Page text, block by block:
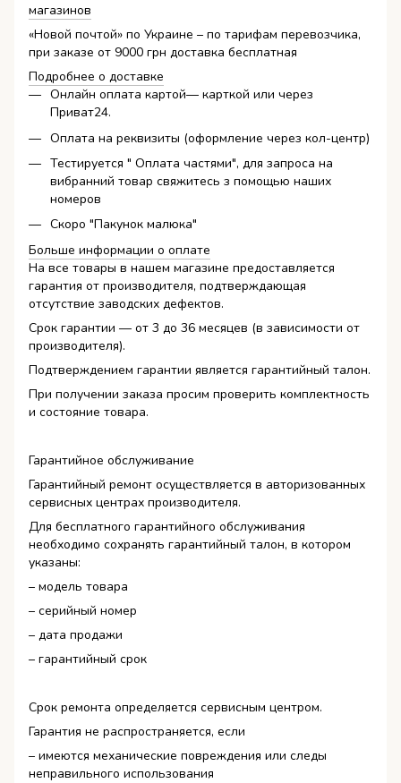
магазинов
«Новой почтой» по Украине – по тарифам перевозчика,
при заказе от 9000 грн доставка бесплатная
Подробнее о доставке
Онлайн оплата картой— карткой или через
Приват24.
Оплата на реквизиты (оформление через кол-центр)
Тестируется " Оплата частями", для запроса на
вибранний товар свяжитесь з помощью наших
номеров
Скоро "Пакунок малюка"
Больше информации о оплате
На все товары в нашем магазине предоставляется
гарантия от производителя, подтверждающая
отсутствие заводских дефектов.
Срок гарантии — от 3 до 36 месяцев (в зависимости от
производителя).
Подтверждением гарантии является гарантийный талон.
При получении заказа просим проверить комплектность
и состояние товара.
Гарантийное обслуживание
Гарантийный ремонт осуществляется в авторизованных
сервисных центрах производителя.
Для бесплатного гарантийного обслуживания
необходимо сохранять гарантийный талон, в котором
указаны:
– модель товара
– серийный номер
– дата продажи
– гарантийный срок
Срок ремонта определяется сервисным центром.
Гарантия не распространяется, если
– имеются механические повреждения или следы
неправильного использования